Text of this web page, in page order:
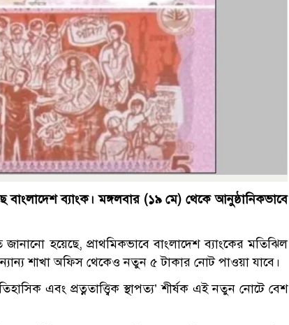
ব্যাংক। মঙ্গলবার (১৯ মে) থেকে আনুষ্ঠানিকভাবে
জানানো হয়েছে, প্রাথমিকভাবে বাংলাদেশ ব্যাংকের মতিঝিল
শাখা অফিস থেকেও নতুন ৫ টাকার নোট পাওয়া যাবে।
এবং প্রত্নতাত্ত্বিক স্থাপত্য’ শীর্ষক এই নতুন নোটে বেশ